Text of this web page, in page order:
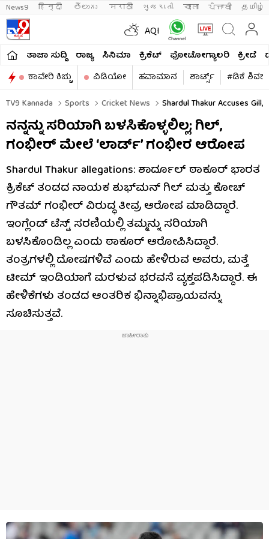
News9 हिन्दी తెలుగు मराठी ગુજરાતી বাংলা ਪੰਜਾਬੀ தமிழ்
AQI
ತಾಜಾ ಸುದ್ದಿ ರಾಜ್ಯ ಸಿನಿಮಾ ಕ್ರಿಕೆಟ್​ ಫೋಟೋಗ್ಯಾಲರಿ ಕ್ರೀಡೆ
ಕಾವೇರಿ ಕಿಚ್ಚು
ವಿಡಿಯೋ ಹವಾಮಾನ ಶಾರ್ಟ್ಸ್​
#ಡಿಕೆ
TV9 Kannada
Sports Cricket News Shardul Thakur Accuses
ನನ್ನನ್ನು ಸರಿಯಾಗಿ ಬಳಸಿಕೊಳ್ಳಲಿಲ್ಲ; ಗಿಲ್,
ಗಂಭೀರ್ ಮೇಲೆ ‘ಲಾರ್ಡ್’ ಗಂಭೀರ ಆರೋಪ
Shardul Thakur allegations: ಶಾರ್ದೂಲ್ ಠಾಕೂರ್ ಭಾರತ
ಕ್ರಿಕೆಟ್ ತಂಡದ ನಾಯಕ ಶುಭ್​ಮನ್ ಗಿಲ್ ಮತ್ತು ಕೋಚ್
ಗೌತಮ್ ಗಂಭೀರ್ ವಿರುದ್ಧ ತೀವ್ರ ಆರೋಪ ಮಾಡಿದ್ದಾರೆ.
ಇಂಗ್ಲೆಂಡ್ ಟೆಸ್ಟ್ ಸರಣಿಯಲ್ಲಿ ತಮ್ಮನ್ನು ಸರಿಯಾಗಿ
ಬಳಸಿಕೊಂಡಿಲ್ಲ ಎಂದು ಠಾಕೂರ್ ಆರೋಪಿಸಿದ್ದಾರೆ.
ತಂತ್ರಗಳಲ್ಲಿ ದೋಷಗಳಿವೆ ಎಂದು ಹೇಳಿರುವ ಅವರು, ಮತ್ತೆ
ಟೀಮ್ ಇಂಡಿಯಾಗೆ ಮರಳುವ ಭರವಸೆ ವ್ಯಕ್ತಪಡಿಸಿದ್ದಾರೆ. ಈ
ಹೇಳಿಕೆಗಳು ತಂಡದ ಆಂತರಿಕ ಭಿನ್ನಾಭಿಪ್ರಾಯವನ್ನು
ಸೂಚಿಸುತ್ತವೆ.